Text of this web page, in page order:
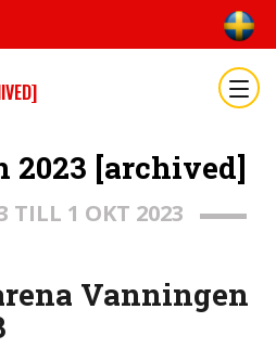
2023 [archived]
TILL 1 OKT 2023
Vanningen